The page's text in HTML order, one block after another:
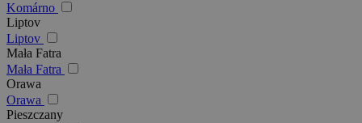
Komárno
Liptov
Liptov
Mała Fatra
Mała Fatra
Orawa
Orawa
Pieszczany